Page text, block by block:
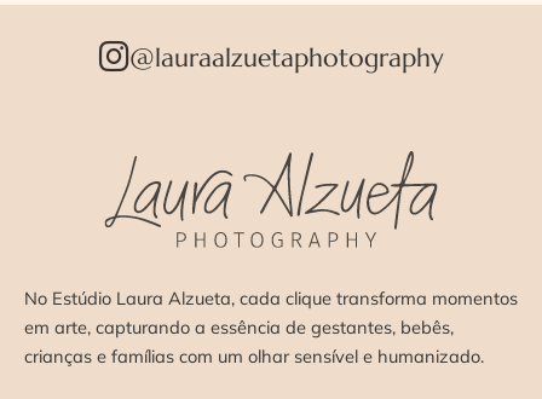
@lauraalzuetaphotography
No Estúdio Laura Alzueta, cada clique transforma momentos
em arte, capturando a essência de gestantes, bebês,
crianças e famílias com um olhar sensível e humanizado.